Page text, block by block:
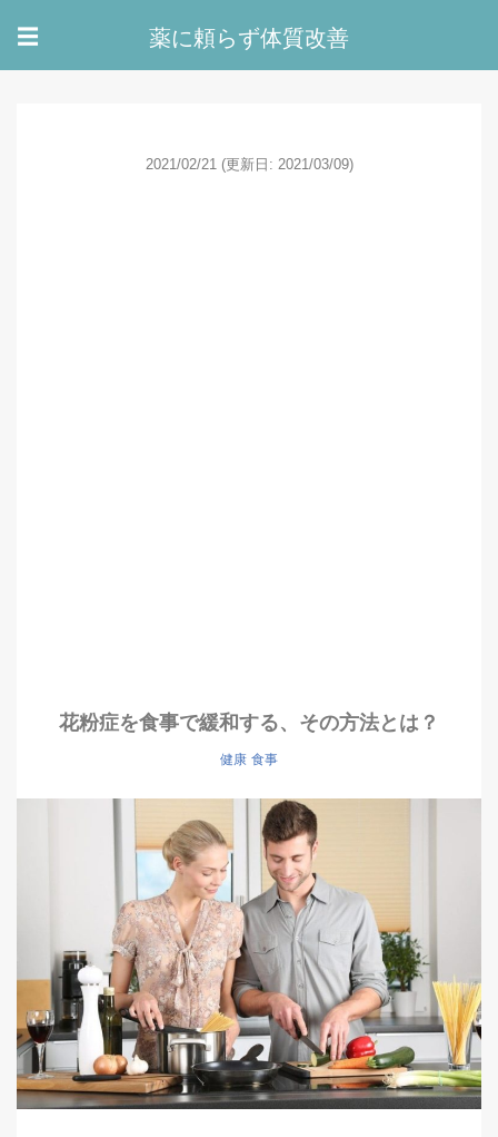
☰ 薬に頼らず体質改善
2021/02/21 (更新日: 2021/03/09)
花粉症を食事で緩和する、その方法とは？
健康 食事